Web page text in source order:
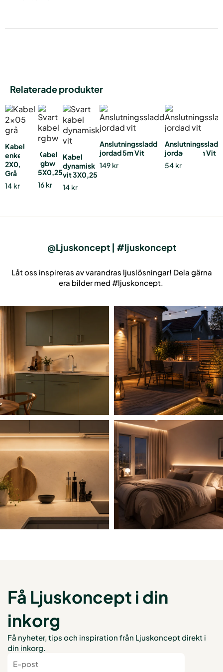
Relaterade produkter
Kabel
enkelfärg
2X0,5
Grå
14 kr
Kabel
rgbw
5X0,25
16 kr
Kabel
dynamisk
vit 3X0,25
14 kr
Anslutningssladd
jordad 5m Vit
149 kr
Anslutningssladd
jordad 2,5m Vit
54 kr
@Ljuskoncept | #ljuskoncept
Låt oss inspireras av varandras ljuslösningar! Dela gärna
era bilder med #ljuskoncept.
Få Ljuskoncept i din
inkorg
Få nyheter, tips och inspiration från Ljuskoncept direkt i
din inkorg.